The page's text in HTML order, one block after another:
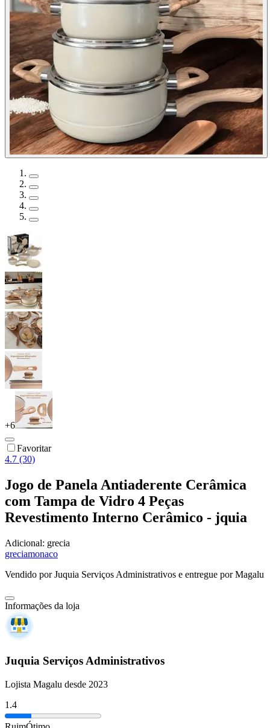
+6
Favoritar
4.7 (30)
Jogo de Panela Antiaderente Cerâmica
com Tampa de Vidro 4 Peças
Revestimento Interno Cerâmico - jquia
Adicional: grecia
greciamonaco
Vendido porJuquia Serviços Administrativos e entregue por Magalu
Informações da loja
Juquia Serviços Administrativos
Lojista Magalu desde 2023
1.4